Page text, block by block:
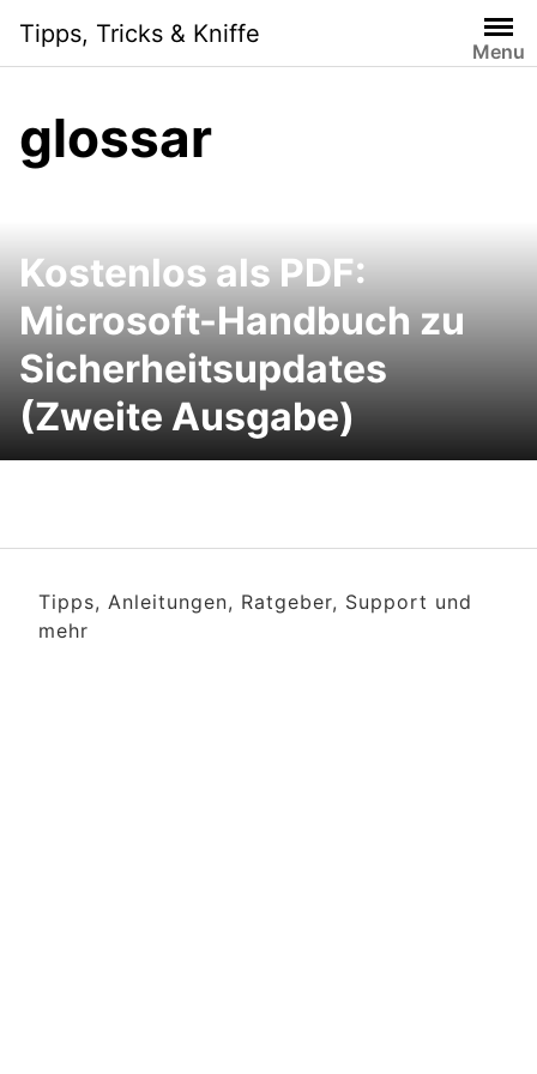
content
Tipps, Tricks & Kniffe
Menu
glossar
Kostenlos als PDF:
Microsoft-Handbuch zu
Sicherheitsupdates
(Zweite Ausgabe)
Tipps, Anleitungen, Ratgeber, Support und
mehr